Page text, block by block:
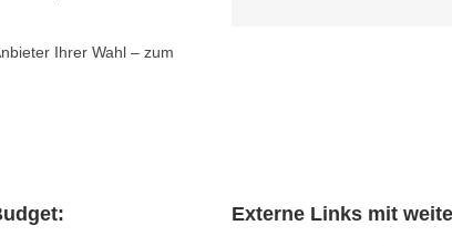
Ihrer Wahl – zum
Externe Links mit